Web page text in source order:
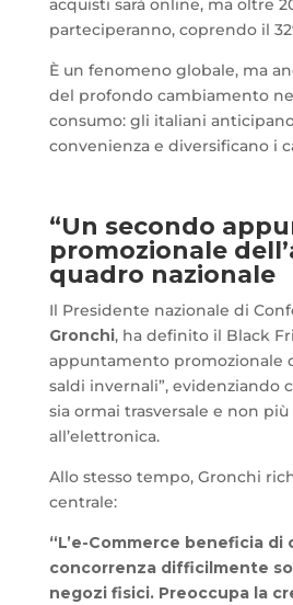
acquisti sarà online, ma oltre
parteciperanno, coprendo il
È un fenomeno globale, ma
del profondo cambiamento
consumo: gli italiani
convenienza e diversificano i
“Un secondo
promozionale
quadro nazionale
Il Presidente nazionale di
Gronchi, ha definito il Black
appuntamento promozionale
saldi invernali”, evidenziando
sia ormai trasversale e non
all’elettronica.
Allo stesso tempo, Gronchi
centrale:
“L’e-Commerce beneficia di
concorrenza difficilmente
negozi fisici. Preoccupa la